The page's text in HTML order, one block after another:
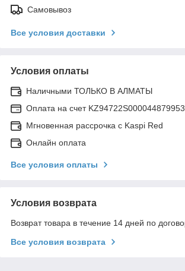
Самовывоз
Все условия доставки
Условия оплаты
Наличными ТОЛЬКО В АЛМАТЫ
Оплата на счет KZ94722S000044879953
Мгновенная рассрочка с Kaspi Red
Онлайн оплата
Все условия оплаты
Условия возврата
Возврат товара в течение 14 дней по
Все условия возврата